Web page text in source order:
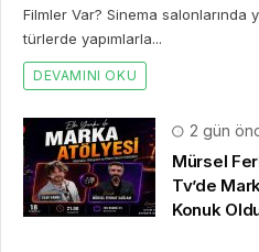
Filmler Var? Sinema salonlarında
türlerde yapımlarla...
DEVAMINI OKU
2 gün
Mürsel
Tv’de
Konuk